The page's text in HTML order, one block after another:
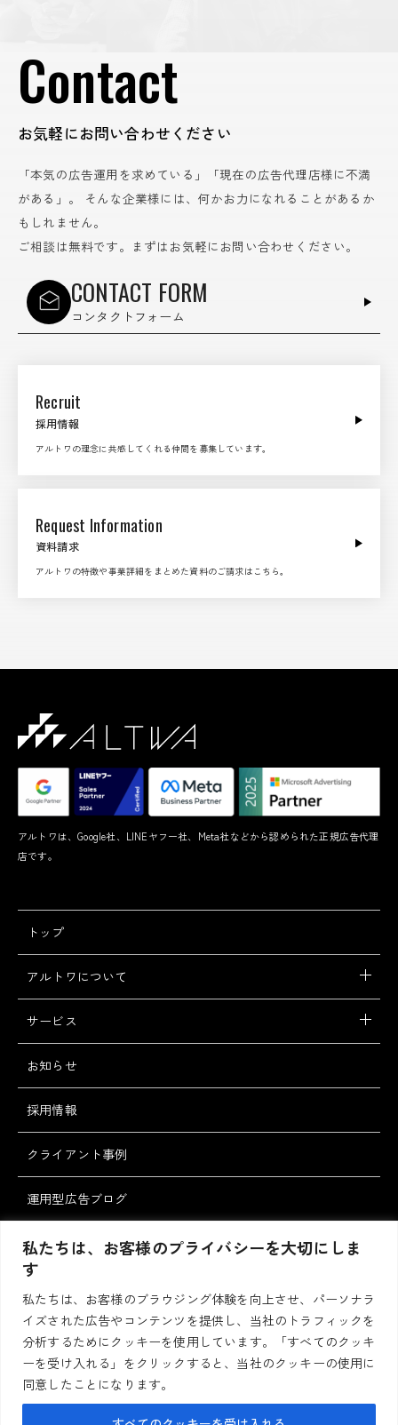
私たちは、お客様のプライバシーを大切にしま
す
私たちは、お客様のブラウジング体験を向上させ、パーソナラ
イズされた広告やコンテンツを提供し、当社のトラフィックを
分析するためにクッキーを使用しています。「すべてのクッキ
ーを受け入れる」をクリックすると、当社のクッキーの使用に
同意したことになります。
Contact
お気軽にお問い合わせください
「本気の広告運用を求めている」「現在の広告代理店様に不満
がある」。
そんな企業様には、何かお力になれることがあるか
もしれません。
ご相談は無料です。まずはお気軽にお問い合わせください。
CONTACT FORM
コンタクトフォーム
Recruit
採用情報
アルトワの理念に共感してくれる仲間を募集しています。
Request Information
資料請求
アルトワの特徴や事業詳細をまとめた資料のご請求はこちら。
アルトワは、Google社、LINEヤフー社、Meta社などから認められた正規広告代理
店です。
トップ
アルトワについて
サービス
お知らせ
採用情報
クライアント事例
運用型広告ブログ
スタッフブログ
お問い合わせ・ご
相談
資料請求
プライバシーポリシーサイトポリシー